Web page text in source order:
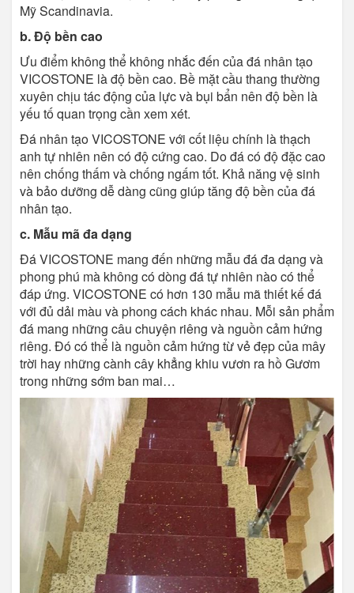
Mỹ Scandinavia.
b. Độ bền cao
Ưu điểm không thể không nhắc đến của đá nhân tạo
VICOSTONE là độ bền cao. Bề mặt cầu thang thường
xuyên chịu tác động của lực và bụi bẩn nên độ bền là
yếu tố quan trọng cần xem xét.
Đá nhân tạo VICOSTONE với cốt liệu chính là thạch
anh tự nhiên nên có độ cứng cao. Do đá có độ đặc cao
nên chống thấm và chống ngấm tốt. Khả năng vệ sinh
và bảo dưỡng dễ dàng cũng giúp tăng độ bền của đá
nhân tạo.
c. Mẫu mã đa dạng
Đá VICOSTONE mang đến những mẫu đá đa dạng và
phong phú mà không có dòng đá tự nhiên nào có thể
đáp ứng. VICOSTONE có hơn 130 mẫu mã thiết kế đá
với đủ dải màu và phong cách khác nhau. Mỗi sản phẩm
đá mang những câu chuyện riêng và nguồn cảm hứng
riêng. Đó có thể là nguồn cảm hứng từ vẻ đẹp của mây
trời hay những cành cây khẳng khiu vươn ra hồ Gươm
trong những sớm ban mai…